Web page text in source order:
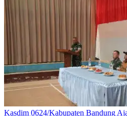
Kasdim 0624/Kabupaten Bandung